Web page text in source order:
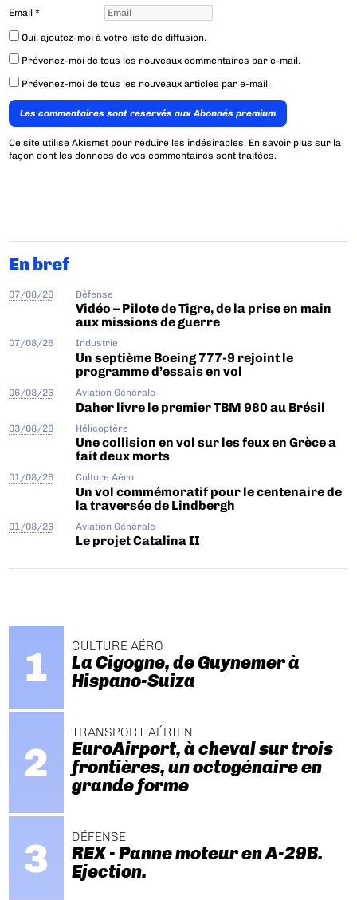
Email*
Oui, ajoutez-moi à votre liste de diffusion.
Prévenez-moi de tous les nouveaux commentaires par e-mail.
Prévenez-moi de tous les nouveaux articles par e-mail.
Les commentaires sont reservés aux Abonnés premium
Ce site utilise Akismet pour réduire les indésirables. En savoir plus sur la
façon dont les données de vos commentaires sont traitées.
En bref
07/08/26 Défense
Vidéo – Pilote de Tigre, de la prise en main
aux missions de guerre
07/08/26 Industrie
Un septième Boeing 777-9 rejoint le
programme d’essais en vol
06/08/26 Aviation Générale
Daher livre le premier TBM 980 au Brésil
03/08/26 Hélicoptère
Une collision en vol sur les feux en Grèce a
fait deux morts
01/08/26 Culture Aéro
Un vol commémoratif pour le centenaire de
la traversée de Lindbergh
01/08/26 Aviation Générale
Le projet Catalina II
CULTURE AÉRO
La Cigogne, de Guynemer à
Hispano-Suiza
TRANSPORT AÉRIEN
EuroAirport, à cheval sur trois
frontières, un octogénaire en
grande forme
DÉFENSE
REX - Panne moteur en A-29B.
Ejection.